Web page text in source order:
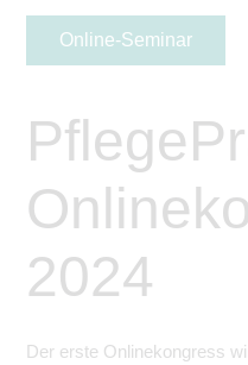
Online-Seminar
2024
Der erste Onlinekongress